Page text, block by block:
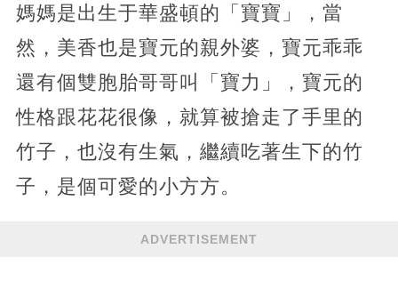
媽媽是出生于華盛頓的「寶寶」，當
然，美香也是寶元的親外婆，寶元乖乖
還有個雙胞胎哥哥叫「寶力」，寶元的
性格跟花花很像，就算被搶走了手里的
竹子，也沒有生氣，繼續吃著生下的竹
子，是個可愛的小方方。
ADVERTISEMENT